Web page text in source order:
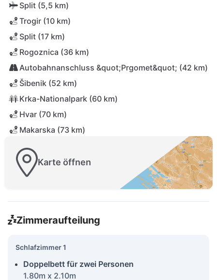
Split (5,5 km)
Trogir (10 km)
Split (17 km)
Rogoznica (36 km)
Autobahnanschluss &quot;Prgomet&quot; (42 km)
Šibenik (52 km)
Krka-Nationalpark (60 km)
Hvar (70 km)
Makarska (73 km)
Karte öffnen
Zimmeraufteilung
Schlafzimmer 1
Doppelbett für zwei Personen
1.80m x 2.10m